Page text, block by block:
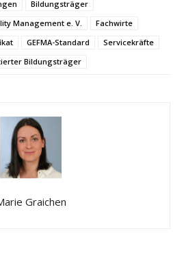
Bildungsträger
Management e. V.
Fachwirte
GEFMA-Standard
Servicekräfte
Bildungsträger
Graichen